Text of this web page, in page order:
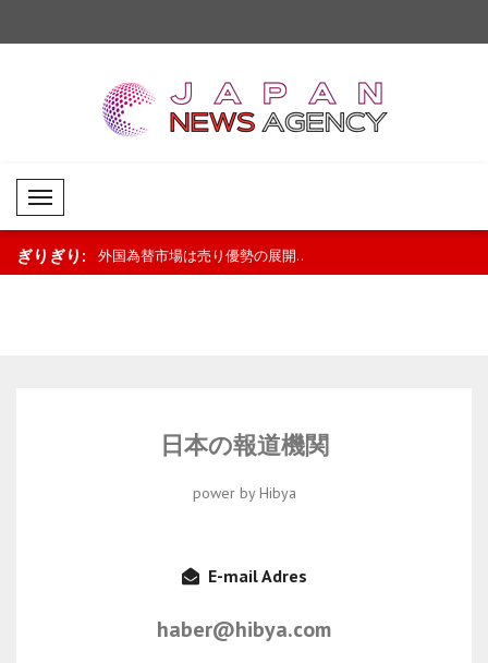
Mobil Menü
ぎりぎり:
開 外国為替市場は売り優勢の展開..
日本の報道機関
power by Hibya
E-mail Adres
haber@hibya.com